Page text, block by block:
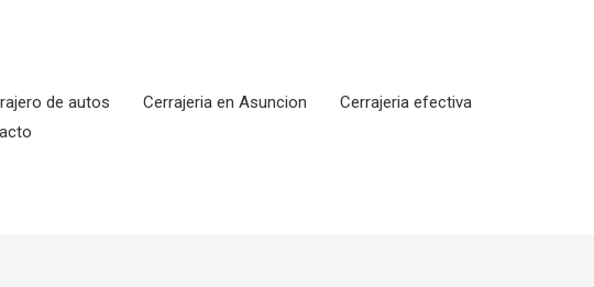
de autos Cerrajeria en Asuncion
Cerrajeria efectiva